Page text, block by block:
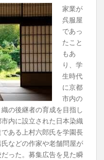
家業が
呉服屋
であっ
たこと
もあ
り、学
生時代
に京都
市内の
の後継者の育成を目指し
内に設立された日本染織
ある上村六郎氏を学園長
などの作家や老舗問屋が
った。募集広告を見た瞬